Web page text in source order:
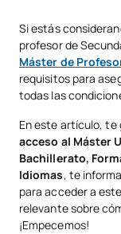
Requisitos para
Acceso al Máster de
Conclusión
Si estás
profesor de
Máster de
requisitos para
todas las
En este artículo, te
acceso al Máster
Bachillerato,
Idiomas, te
para acceder a
relevante sobre
¡Empecemos!